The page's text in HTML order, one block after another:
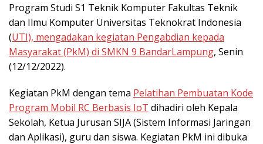
Program Studi S1 Teknik Komputer Fakultas Teknik
dan Ilmu Komputer Universitas Teknokrat Indonesia
(UTI), mengadakan kegiatan Pengabdian kepada
Masyarakat (PkM) di SMKN 9 BandarLampung, Senin
(12/12/2022).
Kegiatan PkM dengan tema Pelatihan Pembuatan Kode
Program Mobil RC Berbasis IoT dihadiri oleh Kepala
Sekolah, Ketua Jurusan SIJA (Sistem Informasi Jaringan
dan Aplikasi), guru dan siswa. Kegiatan PkM ini dibuka